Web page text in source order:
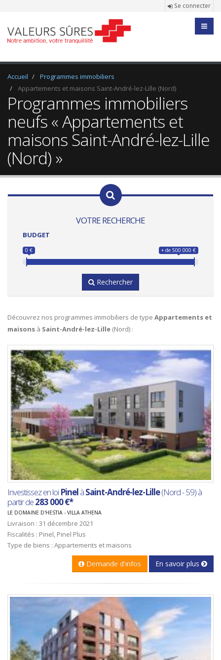
Se connecter
Accueil
Programmes immobiliers
Appartements et maisons Saint-André-lez-Lille (Nord)
Programmes immobiliers
neufs « Appartements et
maisons Saint-André-lez-Lille
(Nord) »
VOTRE RECHERCHE
BUDGET
0 € + de 500 000 €
Rechercher
Découvrez nos programmes immobiliers de type Appartements et
maisons à Saint-André-lez-Lille (Nord) :
Investissez en loiPinelàSaint-André-lez-Lille(Nord - 59) à
partir de283 000 €*
LE DOMAINE D'HESTIA - VILLA ATHENA
Livraison : 31 décembre 2021
Fiscalités : Pinel, Pinel Plus
Type de biens : Appartements et maisons
Demande d'infos En savoir plus